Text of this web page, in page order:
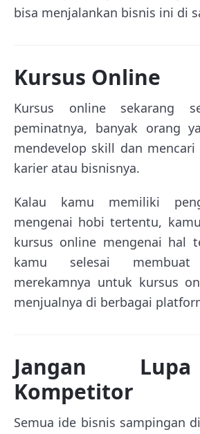
bisa menjalankan bisnis ini di
Kursus Online
Kursus online sekarang
peminatnya, banyak orang
mendevelop skill dan
karier atau bisnisnya.
Kalau kamu memiliki
mengenai hobi tertentu,
kursus online mengenai hal
kamu selesai
merekamnya untuk kursus
menjualnya di berbagai
Jangan
Kompetitor
Semua ide bisnis sampingan